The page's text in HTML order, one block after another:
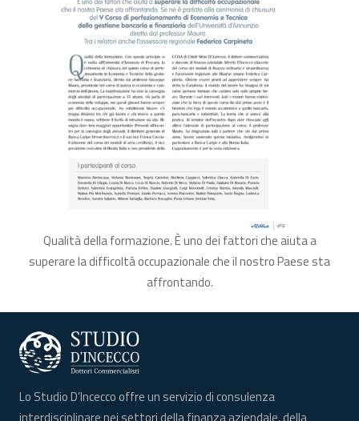
Qualità della formazione. È uno dei fattori che aiuta a
superare la difficoltà occupazionale che il nostro Paese sta
affrontando.
Lo Studio D’Incecco offre un servizio di consulenza